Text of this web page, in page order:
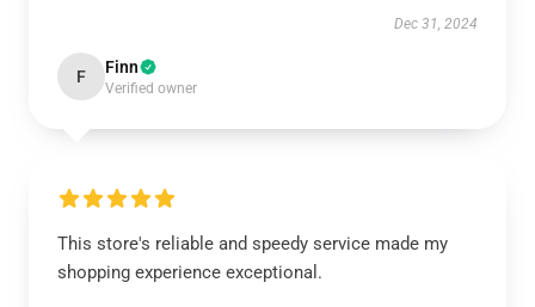
Dec 31, 2024
F Finn
Verified owner
This store's reliable and speedy service made my
shopping experience exceptional.